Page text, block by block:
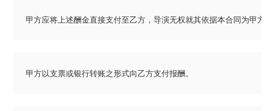
甲方应将上述酬金直接支付至乙方，导演无权就其依据本合同为甲方
甲方以支票或银行转账之形式向乙方支付报酬。